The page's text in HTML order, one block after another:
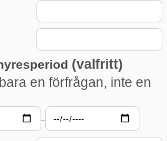
(valfritt)
en förfrågan, inte en
–